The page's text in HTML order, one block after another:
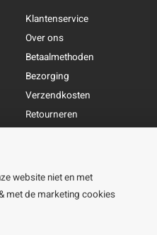
Klantenservice
Over ons
Betaalmethoden
Bezorging
Verzendkosten
Retourneren
Openingstijden & contact
website niet en met
met de marketing cookies